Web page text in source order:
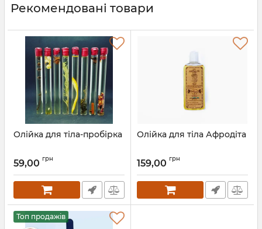
Рекомендовані товари
Олійка для тіла-пробірка
59,00 грн
Олійка для тіла Афродіта
159,00 грн
Топ продажів